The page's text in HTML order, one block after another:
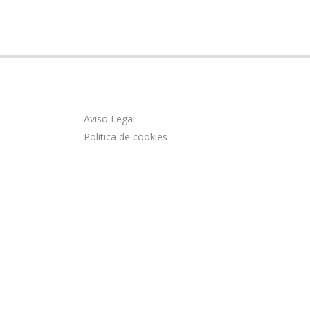
Aviso Legal
Política de cookies